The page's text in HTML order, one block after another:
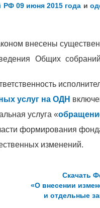
РФ 09 июня 2015 года и
внесены
Общих
услуг на ОДН
услуга «
формирования
изменений.
Скачать
«О внесении
и отдельные